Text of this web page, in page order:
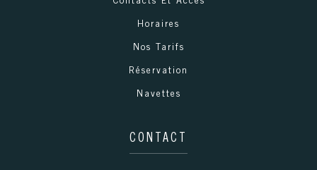
Horaires
Nos Tarifs
Réservation
Navettes
CONTACT